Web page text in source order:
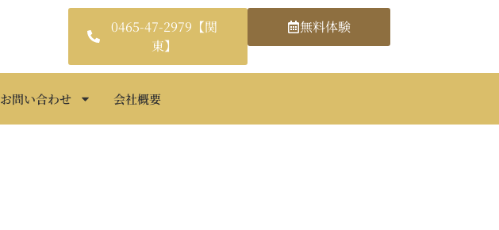
0465-47-2979【関
東】
無料体験
お問い合わせ 会社概要